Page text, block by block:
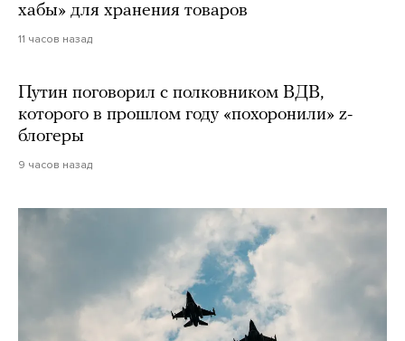
хабы» для хранения товаров
11 часов назад
Путин поговорил с полковником ВДВ,
которого в прошлом году «похоронили» z-
блогеры
9 часов назад